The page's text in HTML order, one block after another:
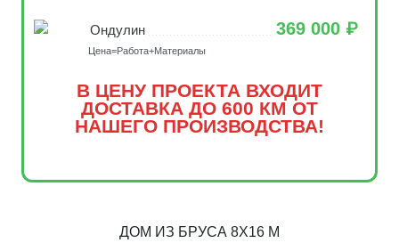
Ондулин 369 000 ₽
Цена=Работа+Материалы
В ЦЕНУ ПРОЕКТА ВХОДИТ
ДОСТАВКА ДО 600 КМ ОТ
НАШЕГО ПРОИЗВОДСТВА!
ДОМ ИЗ БРУСА 8X16 М